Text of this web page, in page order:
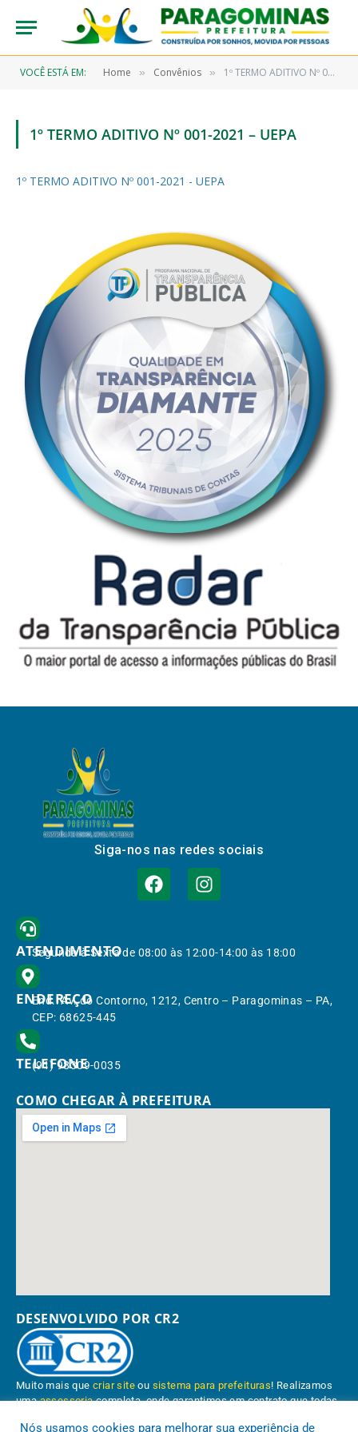
VOCÊ ESTÁ EM: Home » Convênios » 1º TERMO ADITIVO Nº 001-2021 – UEPA
1º TERMO ADITIVO Nº 001-2021 – UEPA
1º TERMO ADITIVO Nº 001-2021 - UEPA
Siga-nos nas redes sociais
ATENDIMENTO
Segunda à Sexta de 08:00 às 12:00-14:00 às 18:00
ENDEREÇO
End.: Av. do Contorno, 1212, Centro – Paragominas – PA,
CEP: 68625-445
TELEFONE
(91) 98309-0035
COMO CHEGAR À PREFEITURA
DESENVOLVIDO POR CR2
Muito mais quecriar site ou sistema para prefeituras! Realizamos
umaassessoriacompleta, onde garantimos em contrato que todas
Nós usamos cookies para melhorar sua experiência de